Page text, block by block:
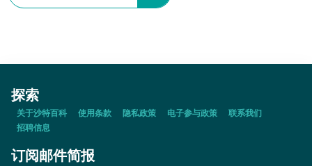
探索
关于沙特百科 使用条款 隐私政策 电子参与政策
联系我们
招聘信息
订阅邮件简报